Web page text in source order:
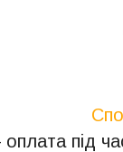
під